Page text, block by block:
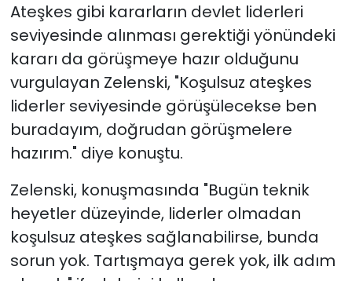
Ateşkes gibi kararların devlet liderleri
seviyesinde alınması gerektiği yönündeki
kararı da görüşmeye hazır olduğunu
vurgulayan Zelenski, "Koşulsuz ateşkes
liderler seviyesinde görüşülecekse ben
buradayım, doğrudan görüşmelere
hazırım." diye konuştu.
Zelenski, konuşmasında "Bugün teknik
heyetler düzeyinde, liderler olmadan
koşulsuz ateşkes sağlanabilirse, bunda
sorun yok. Tartışmaya gerek yok, ilk adım